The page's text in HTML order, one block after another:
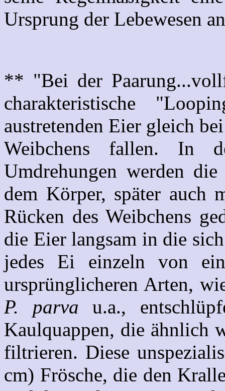
Ursprung der Lebewesen
** "Bei der
charakteristische
austretenden Eier gleich
Weibchens fallen. In
Umdrehungen werden
dem Körper, später auch
Rücken des Weibchens
die Eier langsam in die
jedes Ei einzeln von
ursprünglicheren Arten,
P. parva u.a.,
Kaulquappen, die ähnlich
filtrieren. Diese
cm) Frösche, die den